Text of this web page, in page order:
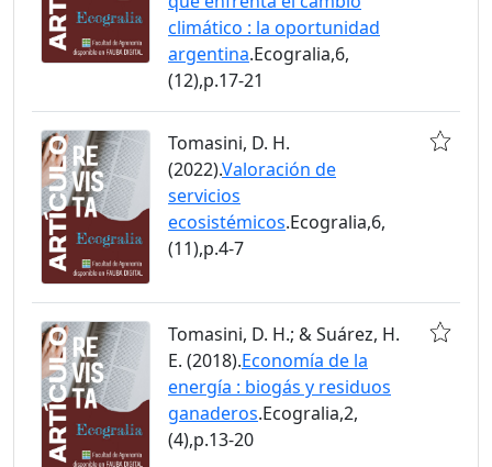
climático : la oportunidad
argentina.Ecogralia,6,
(12),p.17-21
Tomasini, D. H.
(2022).Valoración de
servicios
ecosistémicos.Ecogralia,6,
(11),p.4-7
Tomasini, D. H.; & Suárez, H.
E. (2018).Economía de la
energía : biogás y residuos
ganaderos.Ecogralia,2,
(4),p.13-20